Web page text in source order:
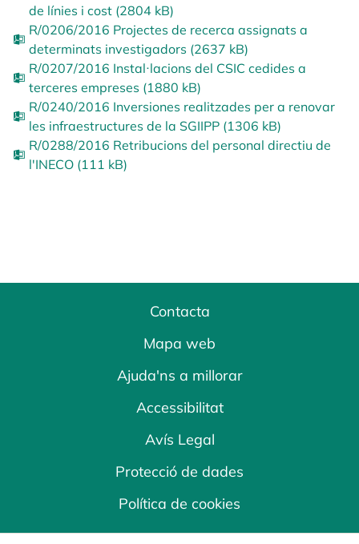
de línies i cost (2804 kB)
R/0206/2016 Projectes de recerca assignats a
determinats investigadors (2637 kB)
R/0207/2016 Instal·lacions del CSIC cedides a
terceres empreses (1880 kB)
R/0240/2016 Inversiones realitzades per a renovar
les infraestructures de la SGIIPP (1306 kB)
R/0288/2016 Retribucions del personal directiu de
l'INECO (111 kB)
Contacta
Mapa web
Ajuda'ns a millorar
Accessibilitat
Avís Legal
Protecció de dades
Política de cookies